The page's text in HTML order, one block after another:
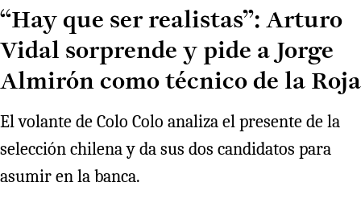
“Hay que ser realistas”: Arturo
Vidal sorprende y pide a Jorge
Almirón como técnico de la Roja
El volante de Colo Colo analiza el presente de la
selección chilena y da sus dos candidatos para
asumir en la banca.